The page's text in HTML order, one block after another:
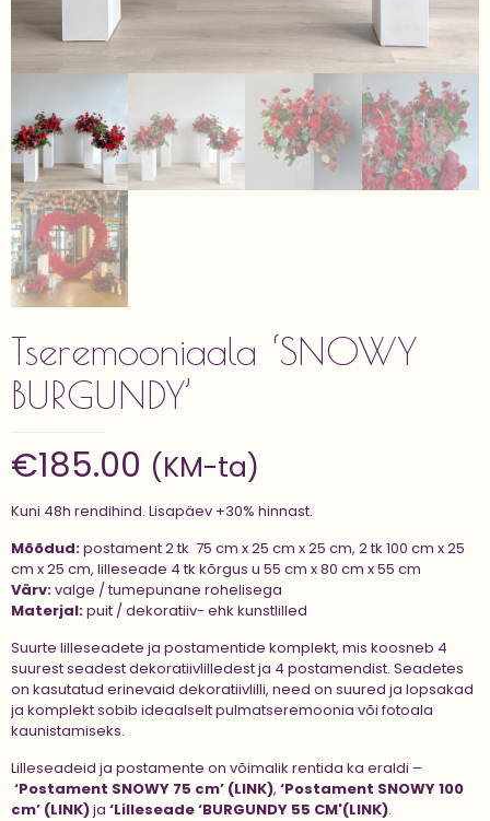
Tseremooniaala ‘SNOWY
BURGUNDY’
€185.00 (KM-ta)
Kuni 48h rendihind. Lisapäev +30% hinnast.
Mõõdud:postament 2 tk 75 cm x 25 cm x 25 cm, 2 tk 100 cm x 25
cm x 25 cm, lilleseade 4 tk kõrgus u 55 cm x 80 cm x 55 cm
Värv:valge / tumepunane rohelisega
Materjal:puit / dekoratiiv- ehk kunstlilled
Suurte lilleseadete ja postamentide komplekt, mis koosneb 4
suurest seadest dekoratiivlilledest ja 4 postamendist. Seadetes
on kasutatud erinevaid dekoratiivlilli, need on suured ja lopsakad
ja komplekt sobib ideaalselt pulmatseremoonia või fotoala
kaunistamiseks.
Lilleseadeid ja postamente on võimalik rentida ka eraldi –
‘Postament SNOWY 75 cm’ (LINK), ‘Postament SNOWY 100
cm’ (LINK)ja ‘Lilleseade ‘BURGUNDY 55 CM'(LINK).